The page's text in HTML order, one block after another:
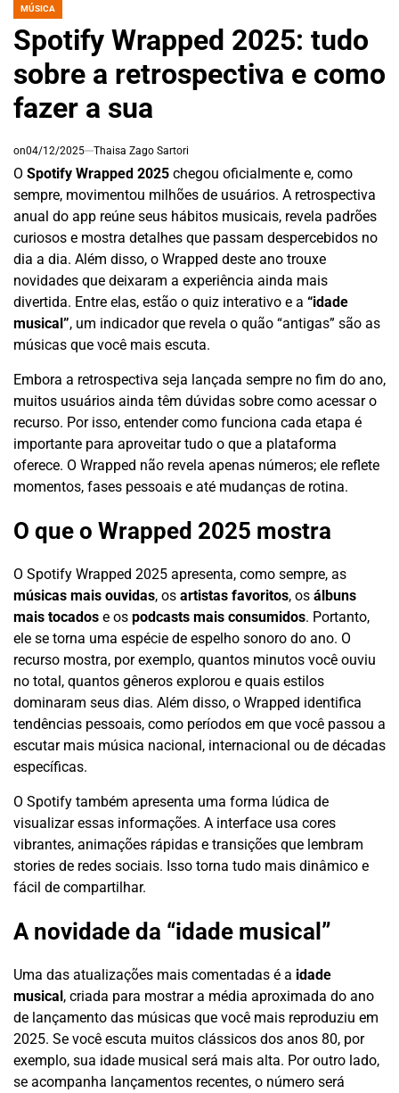
POSTED
MÚSICA
Spotify Wrapped 2025: tudo
sobre a retrospectiva e como
fazer a sua
on04/12/2025 Thaisa Zago Sartori
O Spotify Wrapped 2025 chegou oficialmente e, como
sempre, movimentou milhões de usuários. A retrospectiva
anual do app reúne seus hábitos musicais, revela padrões
curiosos e mostra detalhes que passam despercebidos no
dia a dia. Além disso, o Wrapped deste ano trouxe
novidades que deixaram a experiência ainda mais
divertida. Entre elas, estão o quiz interativo e a “idade
musical”, um indicador que revela o quão “antigas” são as
músicas que você mais escuta.
Embora a retrospectiva seja lançada sempre no fim do ano,
muitos usuários ainda têm dúvidas sobre como acessar o
recurso. Por isso, entender como funciona cada etapa é
importante para aproveitar tudo o que a plataforma
oferece. O Wrapped não revela apenas números; ele reflete
momentos, fases pessoais e até mudanças de rotina.
O que o Wrapped 2025 mostra
O Spotify Wrapped 2025 apresenta, como sempre, as
músicas mais ouvidas, os artistas favoritos, os álbuns
mais tocados e os podcasts mais consumidos. Portanto,
ele se torna uma espécie de espelho sonoro do ano. O
recurso mostra, por exemplo, quantos minutos você ouviu
no total, quantos gêneros explorou e quais estilos
dominaram seus dias. Além disso, o Wrapped identifica
tendências pessoais, como períodos em que você passou a
escutar mais música nacional, internacional ou de décadas
específicas.
O Spotify também apresenta uma forma lúdica de
visualizar essas informações. A interface usa cores
vibrantes, animações rápidas e transições que lembram
stories de redes sociais. Isso torna tudo mais dinâmico e
fácil de compartilhar.
A novidade da “idade musical”
Uma das atualizações mais comentadas é a idade
musical , criada para mostrar a média aproximada do ano
de lançamento das músicas que você mais reproduziu em
2025. Se você escuta muitos clássicos dos anos 80, por
exemplo, sua idade musical será mais alta. Por outro lado,
se acompanha lançamentos recentes, o número será